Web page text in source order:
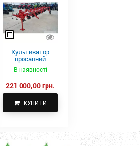
Культиватор
просапний
КПН-5,6-05
В наявності
221 000,00 грн.
КУПИТИ